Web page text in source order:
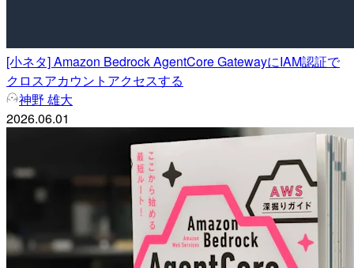
[小ネタ] Amazon Bedrock AgentCore GatewayにIAM認証で
クロスアカウントアクセスする
神野 雄大
2026.06.01